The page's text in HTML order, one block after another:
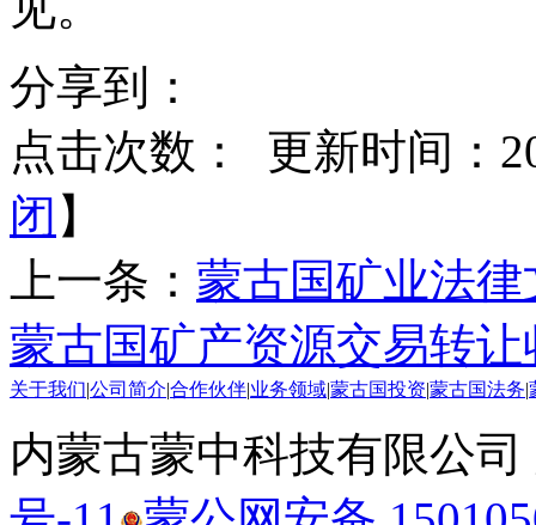
分享到：
点击次数：
更新时间：
闭 】
上一条： 蒙古国矿业法
蒙古国矿产资源交易转
关于我们 公司简介 合作伙伴 业务领域 蒙古国投资 蒙古国法务
内蒙古蒙中科技有限公